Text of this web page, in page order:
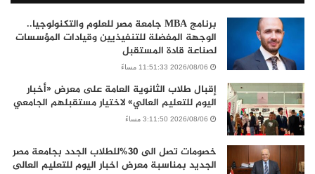
برنامج MBA جامعة مصر للعلوم والتكنولوجيا..
الوجهة المفضلة للتنفيذيين وقيادات المؤسسات
لصناعة قادة المستقبل
2026/08/06 11:51:33 مساءً
إقبال طلاب الثانوية العامة على معرض «أخبار
اليوم للتعليم العالي» لاختيار مستقبلهم الجامعي
2026/08/06 3:11:50 مساءً
خصومات تصل الى 30%للطلاب الجدد بجامعة مصر
الجديد بمناسبة معرض اخبار اليوم للتعليم العالى